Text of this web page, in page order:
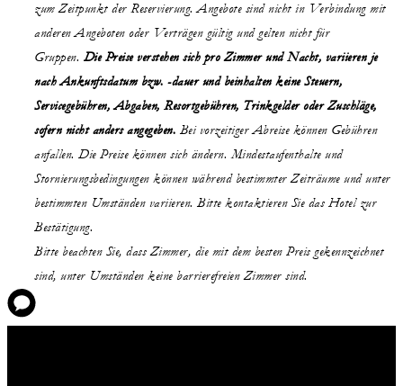
zum Zeitpunkt der Reservierung. Angebote sind nicht in Verbindung mit
anderen Angeboten oder Verträgen gültig und gelten nicht für
Gruppen. Die Preise verstehen sich pro Zimmer und Nacht, variieren je
nach Ankunftsdatum bzw. -dauer und beinhalten keine Steuern,
Servicegebühren, Abgaben, Resortgebühren, Trinkgelder oder Zuschläge,
sofern nicht anders angegeben. Bei vorzeitiger Abreise können Gebühren
anfallen. Die Preise können sich ändern. Mindestaufenthalte und
Stornierungsbedingungen können während bestimmter Zeiträume und unter
bestimmten Umständen variieren. Bitte kontaktieren Sie das Hotel zur
Bestätigung.
Bitte beachten Sie, dass Zimmer, die mit dem besten Preis gekennzeichnet
sind, unter Umständen keine barrierefreien Zimmer sind.